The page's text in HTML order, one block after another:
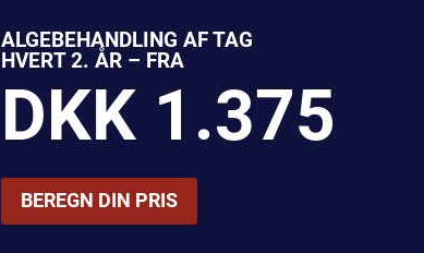
ALGEBEHANDLING AF TAG
HVERT 2. ÅR – FRA
DKK 1.375
BEREGN DIN PRIS